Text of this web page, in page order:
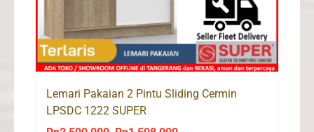
Lemari Pakaian 2 Pintu Sliding Cermin
LPSDC 1222 SUPER